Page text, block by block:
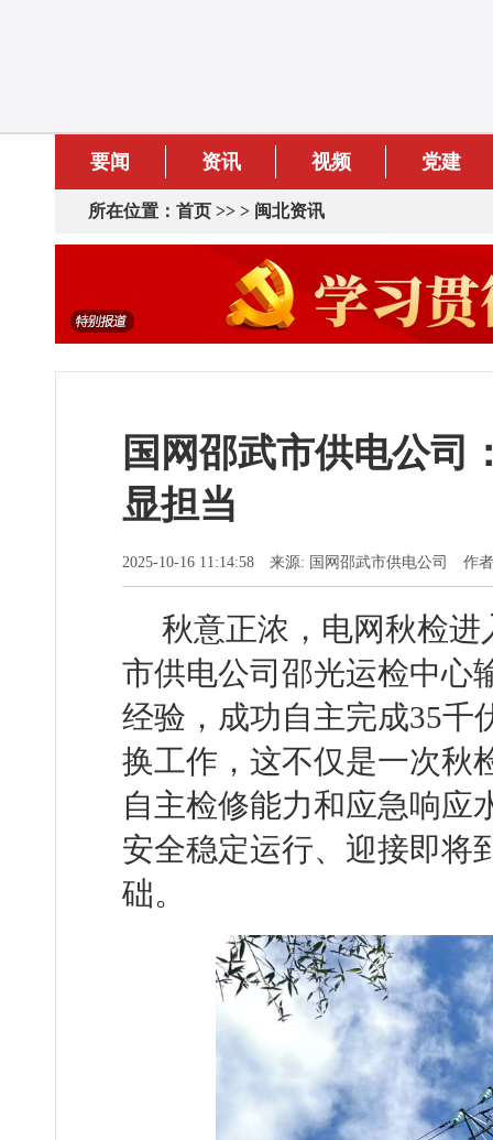
要闻 资讯 视频 党建
所在位置： 首页 >> > 闽北资讯
国网邵武市供电公司
显担当
2025-10-16 11:14:58 来源: 国网邵武市供电公司 作
秋意正浓，电网秋检进
市供电公司邵光运检中心
经验，成功自主完成35千
换工作，这不仅是一次秋
自主检修能力和应急响应
安全稳定运行、迎接即将
础。